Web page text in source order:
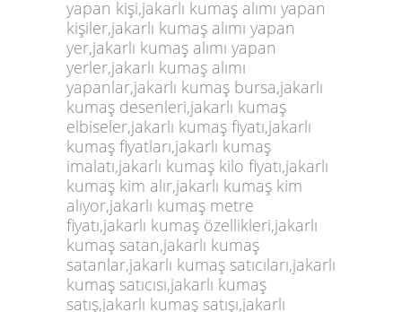
yapan kişi,jakarlı kumaş alımı yapan
kişiler,jakarlı kumaş alımı yapan
yer,jakarlı kumaş alımı yapan
yerler,jakarlı kumaş alımı
yapanlar,jakarlı kumaş bursa,jakarlı
kumaş desenleri,jakarlı kumaş
elbiseler,jakarlı kumaş fiyatı,jakarlı
kumaş fiyatları,jakarlı kumaş
imalatı,jakarlı kumaş kilo fiyatı,jakarlı
kumaş kim alır,jakarlı kumaş kim
alıyor,jakarlı kumaş metre
fiyatı,jakarlı kumaş özellikleri,jakarlı
kumaş satan,jakarlı kumaş
satanlar,jakarlı kumaş satıcıları,jakarlı
kumaş satıcısı,jakarlı kumaş
satış,jakarlı kumaş satışı,jakarlı